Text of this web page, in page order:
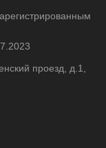
проезд, д.1,